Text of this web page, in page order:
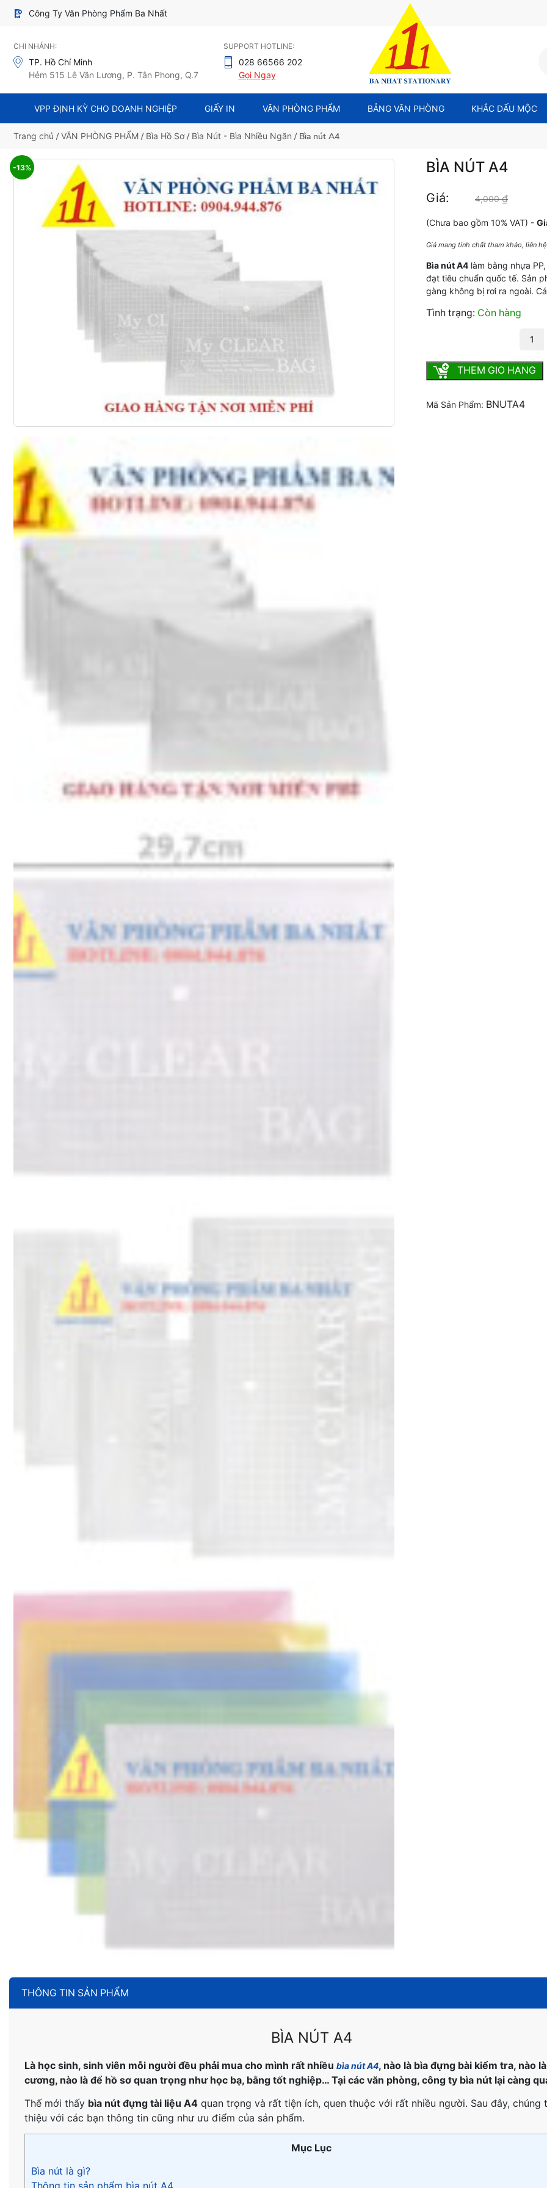
Công Ty Văn Phòng Phẩm Ba Nhất
CHI NHÁNH:
TP. Hồ Chí Minh
Hẻm 515 Lê Văn Lương, P. Tân Phong, Q.7
SUPPORT HOTLINE:
028 66566 202
Gọi Ngay
VPP ĐỊNH KỲ CHO DOANH NGHIỆP GIẤY IN VĂN PHÒNG PHẨM BẢNG VĂN PHÒNG KHẮC DẤU MỘC
Trang chủ /VĂN PHÒNG PHẨM / Bìa Hồ Sơ/ Bìa Nút - Bìa Nhiều Ngăn / Bìa nút A4
-13% BÌA NÚT A4
Giá: 4,000₫
(Chưa bao gồm 10% VAT) -
Giá mang tính chất tham khảo, liên
Bìa nút A4 làm bằng nhựa
đạt tiêu chuẩn quốc tế. Sản
gàng không bị rơi ra ngoài.
Tình trạng: Còn hàng
THEM GIO HANG
Mã Sản Phẩm: BNUTA4
THÔNG TIN SẢN PHẨM
BÌA NÚT A4
Là học sinh, sinh viên mỗi người đều phải mua cho mình rất nhiều bìa nút A4, nào là bìa đựng bài kiểm tra, nào
cương, nào là để hồ sơ quan trọng như học bạ, bằng tốt nghiệp… Tại các văn phòng, công ty bìa nút lại càng
Thế mới thấy bìa nút đựng tài liệu A4quan trọng và rất tiện ích, quen thuộc với rất nhiều người. Sau đây, chúng
thiệu với các bạn thông tin cũng như ưu điểm của sản phẩm.
Mục Lục
Bìa nút là gì?